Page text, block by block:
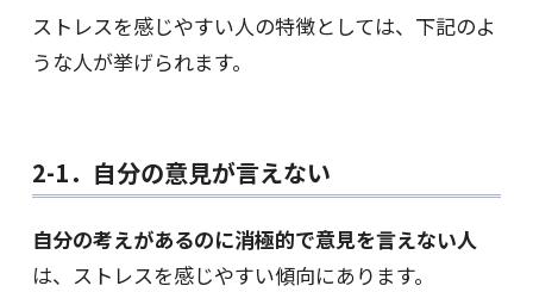
ストレスを感じやすい人の特徴としては、下記のよ
うな人が挙げられます。
2-1．自分の意見が言えない
自分の考えがあるのに消極的で意見を言えない人
は、ストレスを感じやすい傾向にあります。